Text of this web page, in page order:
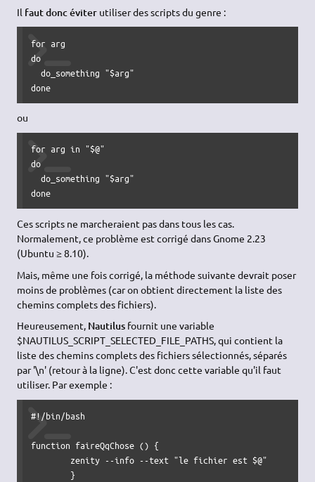
Il faut donc éviter utiliser des scripts du genre :
for
do
  do_something
"$arg"
done
ou
for arg in "$@"
do
  do_something
"$arg"
done
Ces scripts ne marcheraient pas dans tous les cas.
Normalement, ce problème est corrigé dans Gnome 2.23
(Ubuntu ≥ 8.10).
Mais, même une fois corrigé, la méthode suivante devrait poser
moins de problèmes (car on obtient directement la liste des
chemins complets des fichiers).
Heureusement, Nautilus fournit une variable
$NAUTILUS_SCRIPT_SELECTED_FILE_PATHS, qui contient la
liste des chemins complets des fichiers sélectionnés, séparés
par '\n' (retour à la ligne). C'est donc cette variable qu'il faut
utiliser. Par exemple :
#!/bin/bash
function faireQqChose () {
	zenity
--info --text "le fichier est $@"
}